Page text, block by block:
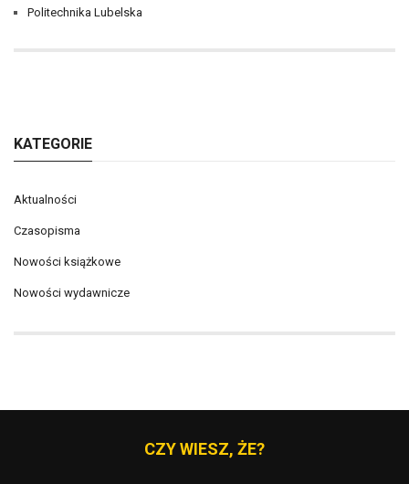
Politechnika Lubelska
KATEGORIE
Aktualności
Czasopisma
Nowości książkowe
Nowości wydawnicze
CZY WIESZ, ŻE?